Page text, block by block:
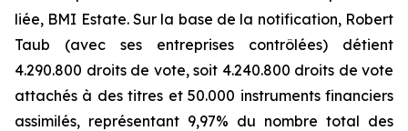
liée, BMI Estate. Sur la base de la notification, Robert
Taub (avec ses entreprises contrôlées) détient
4.290.800 droits de vote, soit 4.240.800 droits de vote
attachés à des titres et 50.000 instruments financiers
assimilés, représentant 9,97% du nombre total des